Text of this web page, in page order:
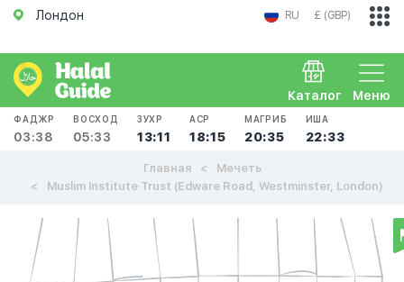
Лондон RU £ (GBP)
Меню
Каталог
ФАДЖР
03:38
ВОСХОД
05:33
ЗУХР
13:11
АСР
18:15
МАГРИБ
20:35
ИША
22:33
Главная
Мечеть
Muslim Institute Trust (Edware Road, Westminster, London)